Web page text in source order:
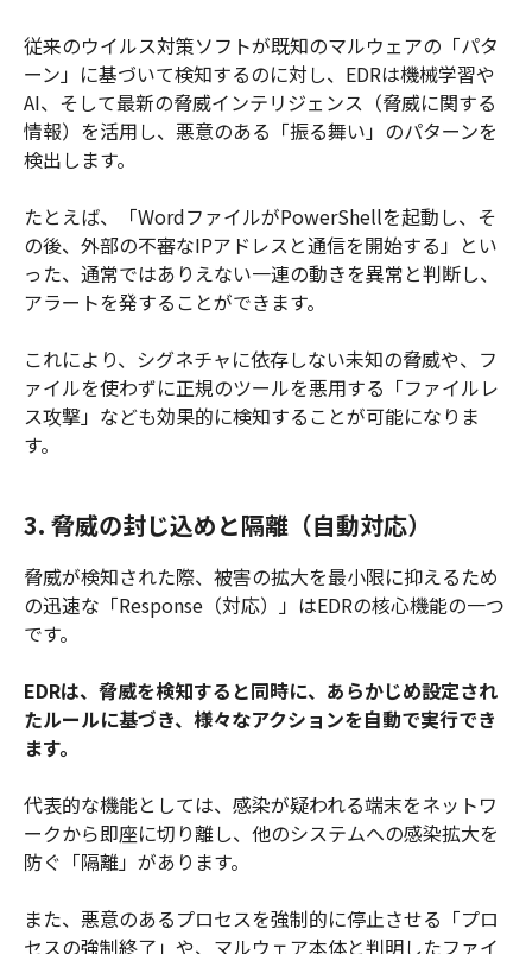
従来のウイルス対策ソフトが既知のマルウェアの「パタ
ーン」に基づいて検知するのに対し、EDRは機械学習や
AI、そして最新の脅威インテリジェンス（脅威に関する
情報）を活用し、悪意のある「振る舞い」のパターンを
検出します。
たとえば、「WordファイルがPowerShellを起動し、そ
の後、外部の不審なIPアドレスと通信を開始する」とい
った、通常ではありえない一連の動きを異常と判断し、
アラートを発することができます。
これにより、シグネチャに依存しない未知の脅威や、フ
ァイルを使わずに正規のツールを悪用する「ファイルレ
ス攻撃」なども効果的に検知することが可能になりま
す。
3. 脅威の封じ込めと隔離（自動対応）
脅威が検知された際、被害の拡大を最小限に抑えるため
の迅速な「Response（対応）」はEDRの核心機能の一つ
です。
EDRは、脅威を検知すると同時に、あらかじめ設定され
たルールに基づき、様々なアクションを自動で実行でき
ます。
代表的な機能としては、感染が疑われる端末をネットワ
ークから即座に切り離し、他のシステムへの感染拡大を
防ぐ「隔離」があります。
また、悪意のあるプロセスを強制的に停止させる「プロ
セスの強制終了」や、マルウェア本体と判明したファイ